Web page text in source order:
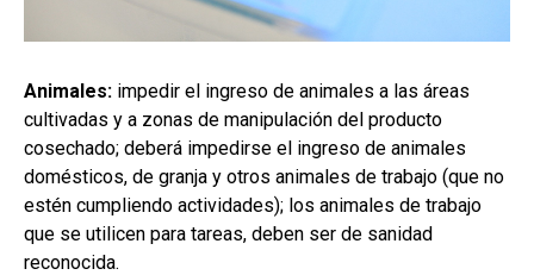
Animales: impedir el ingreso de animales a las áreas
cultivadas y a zonas de manipulación del producto
cosechado; deberá impedirse el ingreso de animales
domésticos, de granja y otros animales de trabajo (que no
estén cumpliendo actividades); los animales de trabajo
que se utilicen para tareas, deben ser de sanidad
reconocida.